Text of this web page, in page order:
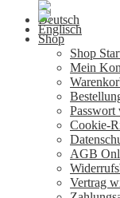
Shop
Shop
Mein
Passwort
Cookie-
AGB
Vertrag